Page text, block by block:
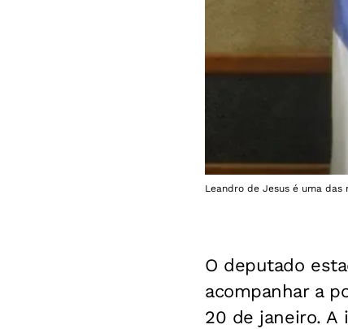
Leandro de Jesus é uma
O deputado
acompanhar a
20 de janeiro. A